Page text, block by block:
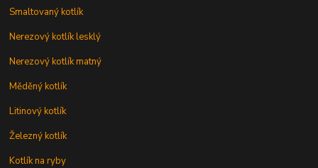
Smaltovaný kotlík
Nerezový kotlík lesklý
Nerezový kotlík matný
Měděný kotlík
Litinový kotlík
Železný kotlík
Kotlík na ryby